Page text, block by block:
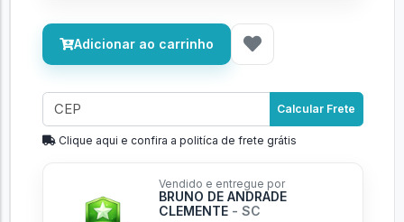
Adicionar ao carrinho
Calcular Frete
Clique aqui e confira a politíca de frete grátis
Vendido e entregue por
BRUNO DE ANDRADE
CLEMENTE - SC